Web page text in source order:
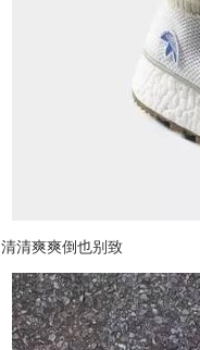
清清爽爽倒也别致